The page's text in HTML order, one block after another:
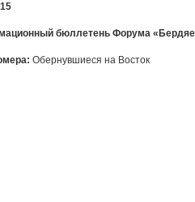
бюллетень Форума
Обернувшиеся на Восток